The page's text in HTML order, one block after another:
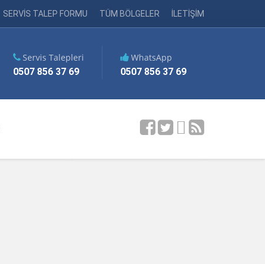
SERVİS TALEP FORMU TÜM BÖLGELER İLETİŞİM
Servis Talepleri
0507 856 37 69
WhatsApp
0507 856 37 69